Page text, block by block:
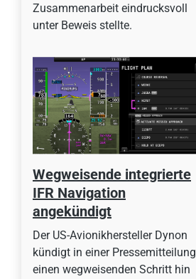
Zusammenarbeit eindrucksvoll
unter Beweis stellte.
Wegweisende integrierte
IFR Navigation
angekündigt
Der US-Avionikhersteller Dynon
kündigt in einer Pressemitteilung
einen wegweisenden Schritt hin